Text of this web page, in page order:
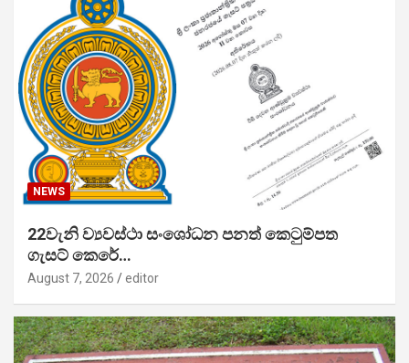
NEWS
22වැනි ව්‍යවස්ථා සංශෝධන පනත් කෙටුම්පත
ගැසට් කෙරේ…
August 7, 2026 editor